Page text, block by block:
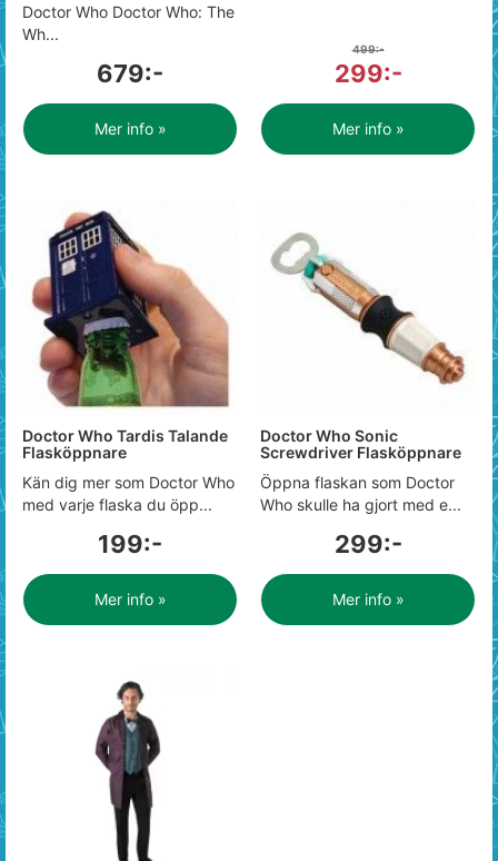
Doctor Who Doctor Who: The
Wh...
679:-
Mer info »
499:-
299:-
Mer info »
Doctor Who Tardis Talande
Flasköppnare
Kän dig mer som Doctor Who
med varje flaska du öpp...
199:-
Mer info »
Doctor Who Sonic
Screwdriver Flasköppnare
Öppna flaskan som Doctor
Who skulle ha gjort med e...
299:-
Mer info »